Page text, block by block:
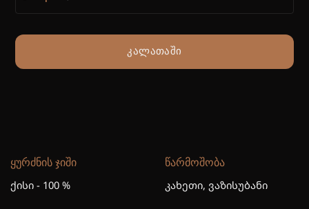
ᲙᲐᲚᲐᲗᲐᲨᲘ
ᲧᲣᲠᲫᲜᲘᲡ ᲯᲘᲨᲘ
ქისი - 100 %
ᲬᲐᲠᲛᲝᲨᲝᲑᲐ
კახეთი, ვაზისუბანი